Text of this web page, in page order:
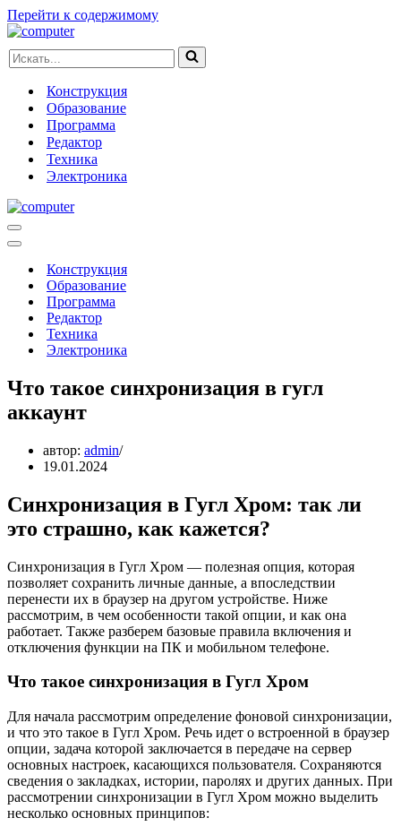
Перейти к содержимому
Искать...
Конструкция
Образование
Программа
Редактор
Техника
Электроника
Меню
навигации
Меню
навигацииКонструкция
Образование
Программа
Редактор
Техника
Электроника
Что такое синхронизация в гугл
аккаунт
автор: admin
19.01.2024
Синхронизация в Гугл Хром: так ли
это страшно, как кажется?
Синхронизация в Гугл Хром — полезная опция, которая
позволяет сохранить личные данные, а впоследствии
перенести их в браузер на другом устройстве. Ниже
рассмотрим, в чем особенности такой опции, и как она
работает. Также разберем базовые правила включения и
отключения функции на ПК и мобильном телефоне.
Что такое синхронизация в Гугл Хром
Для начала рассмотрим определение фоновой синхронизации,
и что это такое в Гугл Хром. Речь идет о встроенной в браузер
опции, задача которой заключается в передаче на сервер
основных настроек, касающихся пользователя. Сохраняются
сведения о закладках, истории, паролях и других данных. При
рассмотрении синхронизации в Гугл Хром можно выделить
несколько основных принципов: